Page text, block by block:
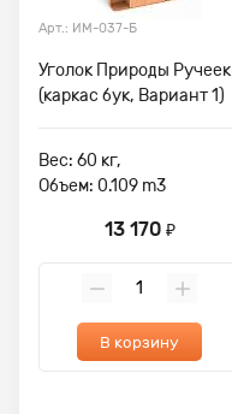
Арт.: ИМ-037-Б
Уголок Природы Ручеек
(каркас бук, Вариант 1)
Вес: 60 кг,
Объем: 0.109 m3
13 170 ₽
В корзину